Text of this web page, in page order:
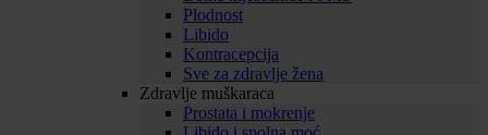
Plodnost
Libido
Kontracepcija
Sve za zdravlje žena
Zdravlje muškaraca
Prostata i mokrenje